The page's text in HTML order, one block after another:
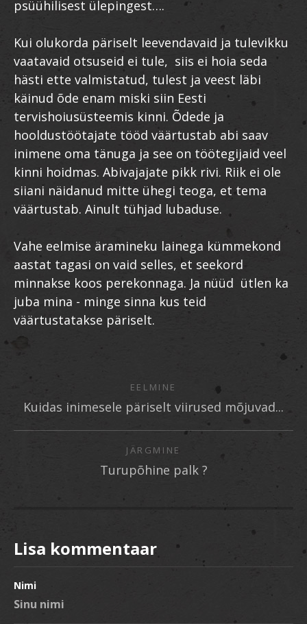
psüühilisest ülepingest….
Kui olukorda päriselt leevendavaid ja tulevikku
vaatavaid otsuseid ei tule, siis ei hoia seda
hästi ette valmistatud, tulest ja veest läbi
käinud õde enam miski siin Eesti
tervishoiusüsteemis kinni. Õdede ja
hooldustöötajate tööd väärtustab abi saav
inimene oma tänuga ja see on töötegijaid veel
kinni hoidmas. Abivajajate pikk rivi. Riik ei ole
siiani näidanud mitte ühegi teoga, et tema
väärtustab. Ainult tühjad lubaduse.
Vahe eelmise äramineku lainega kümmekond
aastat tagasi on vaid selles, et seekord
minnakse koos perekonnaga. Ja nüüd ütlen ka
juba mina - minge sinna kus teid
väärtustatakse päriselt.
EELMINE
Kuidas inimesele päriselt viirused mõjuvad...
JÄRGMINE
Turupõhine palk ?
Lisa kommentaar
Nimi